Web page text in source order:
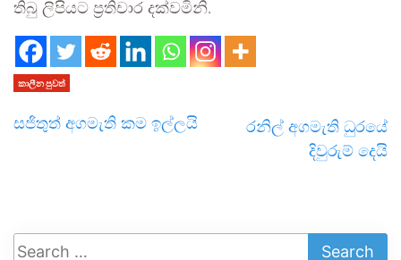
තිබු ලිපියට ප්‍රතිචාර දක්වමිනි.
කාලීන පුවත්
සජිතුත් අගමැති කම ඉල්ලයි
රනිල් අගමැති ධුරයේ
දිවුරුම් දෙයි